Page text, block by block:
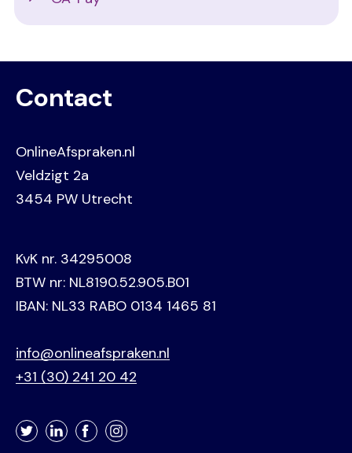
Contact
OnlineAfspraken.nl
Veldzigt 2a
3454 PW Utrecht
KvK nr. 34295008
BTW nr: NL8190.52.905.B01
IBAN: NL33 RABO 0134 1465 81
info@onlineafspraken.nl
+31 (30) 241 20 42
TwitterLinkedInFacebookInstagram